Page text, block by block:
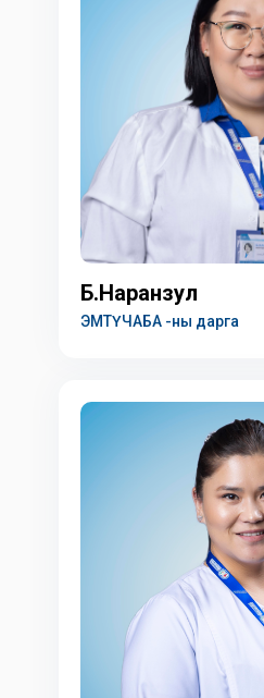
Б.Наранзул
ЭМТҮЧАБА -ны дарга